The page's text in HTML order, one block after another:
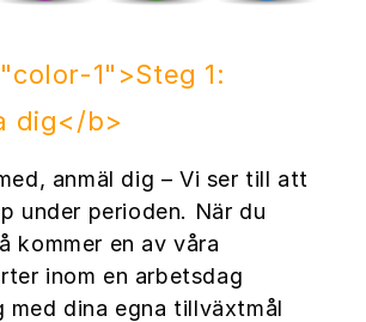
1">Steg 1:
dig</b>
anmäl dig – Vi ser till att
under perioden. När du
kommer en av våra
inom en arbetsdag
med dina egna tillväxtmål